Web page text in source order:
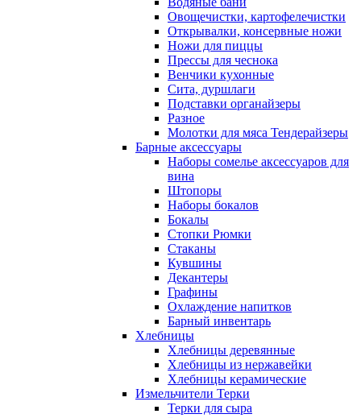
Овощечистки, картофелечистки
Открывалки, консервные ножи
Ножи для пиццы
Прессы для чеснока
Венчики кухонные
Сита, дуршлаги
Подставки органайзеры
Разное
Молотки для мяса Тендерайзеры
Барные аксессуары
Наборы сомелье аксессуаров для
вина
Штопоры
Наборы бокалов
Бокалы
Стопки Рюмки
Стаканы
Кувшины
Декантеры
Графины
Охлаждение напитков
Барный инвентарь
Хлебницы
Хлебницы деревянные
Хлебницы из нержавейки
Хлебницы керамические
Измельчители Терки
Терки для сыра